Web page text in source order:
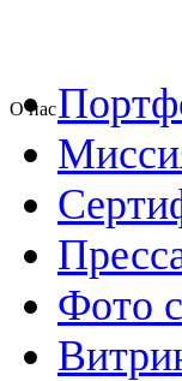
О нас
Фото